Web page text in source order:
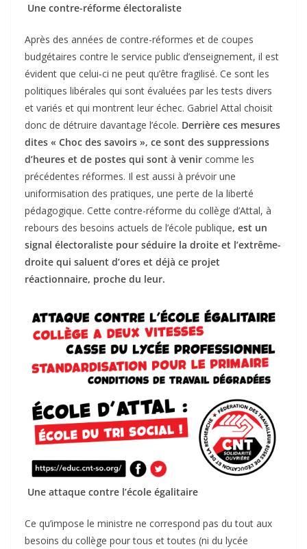
Une contre-réforme électoraliste
Après des années de contre-réformes et de coupes
budgétaires contre le service public d’enseignement, il est
évident que celui-ci ne peut qu’être fragilisé. Ce sont les
politiques libérales qui sont évaluées par les tests divers
et variés et qui montrent leur échec. Gabriel Attal choisit
donc de détruire davantage l’école. Derrière ces mesures
dites « Choc des savoirs », ce sont des suppressions
d’heures et de postes qui sont à venir comme les
précédentes réformes. Il est aussi à prévoir une
uniformisation des pratiques, une perte de la liberté
pédagogique. Cette contre-réforme du collège d’Attal, à
rebours des besoins actuels de l’école publique, est un
signal électoraliste pour séduire la droite et l’extrême-
droite qui saluent d’ores et déjà ce projet
réactionnaire, proche du leur.
Une attaque contre l’école égalitaire
Ce qu’impose le ministre ne correspond pas du tout aux
besoins du collège pour tous et toutes (ni du lycée